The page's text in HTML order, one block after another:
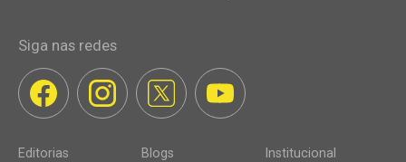
Siga nas redes
Editorias Blogs Institucional